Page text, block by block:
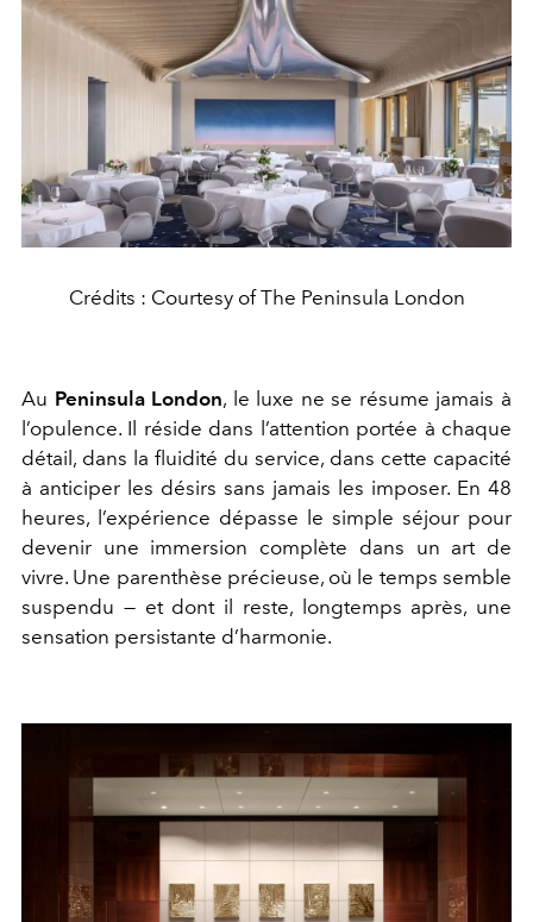
Crédits : Courtesy of The Peninsula London
Au Peninsula London, le luxe ne se résume jamais à
l’opulence. Il réside dans l’attention portée à chaque
détail, dans la fluidité du service, dans cette capacité
à anticiper les désirs sans jamais les imposer. En 48
heures, l’expérience dépasse le simple séjour pour
devenir une immersion complète dans un art de
vivre. Une parenthèse précieuse, où le temps semble
suspendu — et dont il reste, longtemps après, une
sensation persistante d’harmonie.